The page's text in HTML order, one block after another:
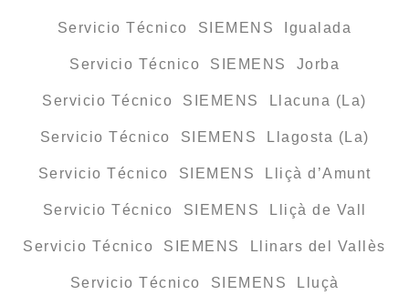
Servicio Técnico SIEMENS Igualada
Servicio Técnico SIEMENS Jorba
Servicio Técnico SIEMENS Llacuna (La)
Servicio Técnico SIEMENS Llagosta (La)
Servicio Técnico SIEMENS Lliçà d’Amunt
Servicio Técnico SIEMENS Lliçà de Vall
Servicio Técnico SIEMENS Llinars del Vallès
Servicio Técnico SIEMENS Lluçà